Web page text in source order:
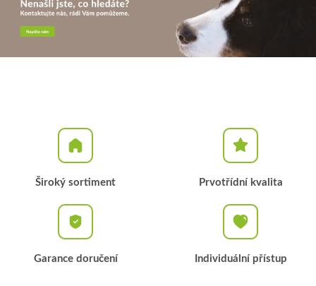
Široký sortiment Prvotřídní kvalita
Garance doručení Individuální přístup